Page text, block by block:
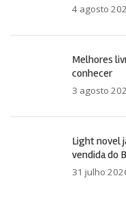
4 agosto
Melhores
conhecer
3 agosto
Light novel
vendida do
31 julho